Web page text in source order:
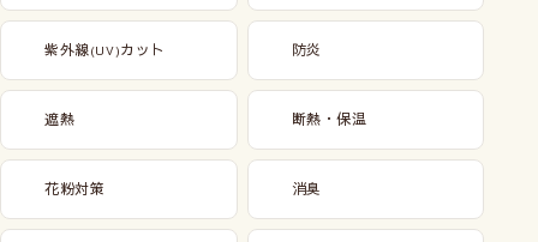
紫外線(UV)カット 防炎
遮熱 断熱・保温
花粉対策 消臭